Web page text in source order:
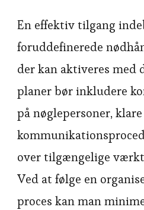
En effektiv tilgang
foruddefinerede
der kan aktiveres med
planer bør inkludere
på nøglepersoner, klare
over tilgængelige
Ved at følge en
proces kan man